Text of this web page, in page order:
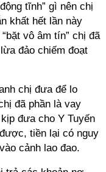
tĩnh” gì nên chị
khất hết lần này
vô âm tín” chị đã
đảo chiếm đoạt
chị đưa để lo
đã phần là vay
đưa cho Y Tuyến
tiền lại có nguy
cảnh lao đao.